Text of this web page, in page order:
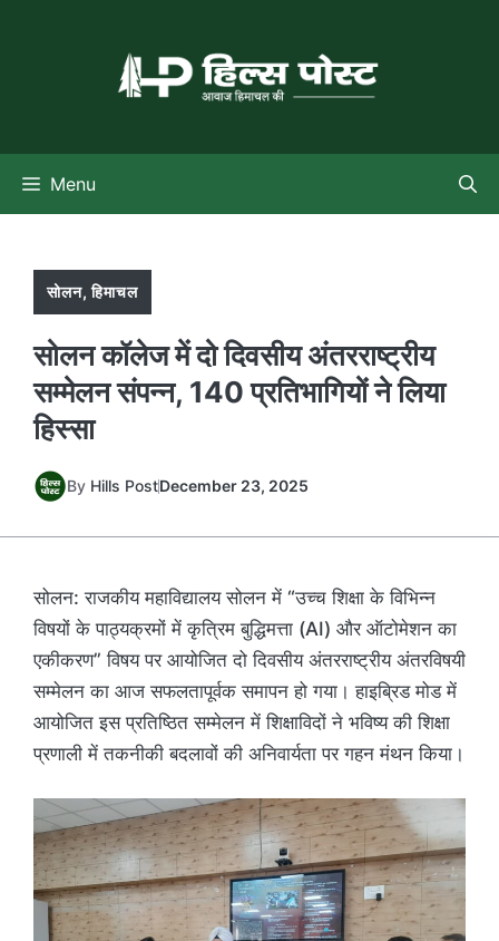
Menu
सोलन,हिमाचल
सोलन कॉलेज में दो दिवसीय अंतरराष्ट्रीय
सम्मेलन संपन्न, 140 प्रतिभागियों ने लिया
हिस्सा
By Hills PostDecember 23, 2025
सोलन: राजकीय महाविद्यालय सोलन में “उच्च शिक्षा के विभिन्न
विषयों के पाठ्यक्रमों में कृत्रिम बुद्धिमत्ता (AI) और ऑटोमेशन का
एकीकरण” विषय पर आयोजित दो दिवसीय अंतरराष्ट्रीय अंतरविषयी
सम्मेलन का आज सफलतापूर्वक समापन हो गया। हाइब्रिड मोड में
आयोजित इस प्रतिष्ठित सम्मेलन में शिक्षाविदों ने भविष्य की शिक्षा
प्रणाली में तकनीकी बदलावों की अनिवार्यता पर गहन मंथन किया।